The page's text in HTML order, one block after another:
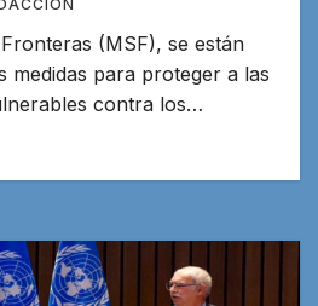
(MSF), se están
medidas para proteger a las
contra los…